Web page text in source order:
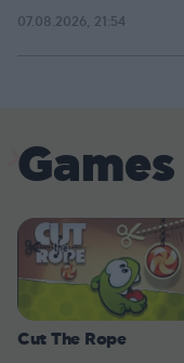
07.08.2026, 21:54
Games
Cut The Rope